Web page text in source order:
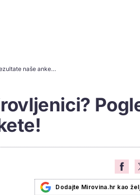
Koga će birati umirovljenici? Pogledajte rezultate naše ankete!
Dodajte Mirovina.hr kao